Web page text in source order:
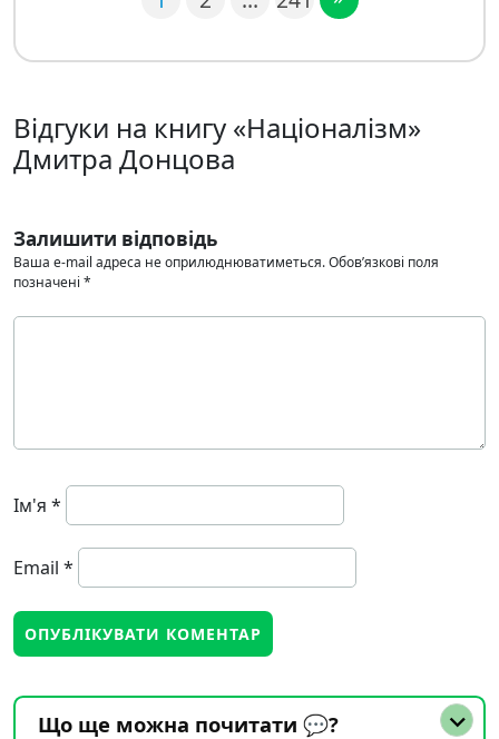
Відгуки на книгу «Націоналізм»
Дмитра Донцова
Залишити відповідь
Ваша e-mail адреса не оприлюднюватиметься.Обов’язкові поля
позначені *
Ім'я *
Email *
Що ще можна почитати 💬?